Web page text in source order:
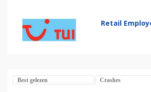
Retail
Best gelezen Crashes